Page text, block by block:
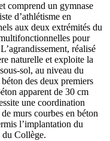
comprend un gymnase
d’athlétisme en
aux deux extrémités du
pour
réalisé
naturelle et exploite la
sol, au niveau du
des deux premiers
apparent de 30 cm
une coordination
murs courbes en béton
l’implantation du
du Collège.